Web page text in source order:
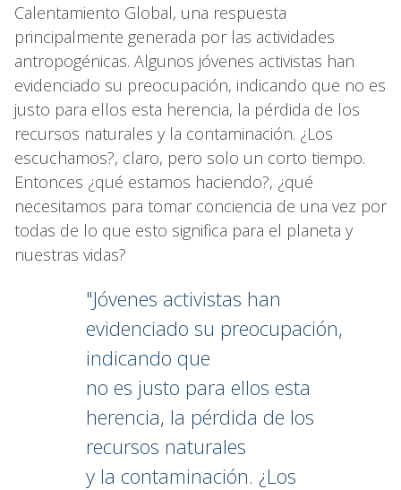
Calentamiento Global, una respuesta
principalmente generada por las actividades
antropogénicas. Algunos jóvenes activistas han
evidenciado su preocupación, indicando que no es
justo para ellos esta herencia, la pérdida de los
recursos naturales y la contaminación. ¿Los
escuchamos?, claro, pero solo un corto tiempo.
Entonces ¿qué estamos haciendo?, ¿qué
necesitamos para tomar conciencia de una vez por
todas de lo que esto significa para el planeta y
nuestras vidas?
"Jóvenes activistas han
evidenciado su preocupación,
indicando que
no es justo para ellos esta
herencia, la pérdida de los
recursos naturales
y la contaminación. ¿Los